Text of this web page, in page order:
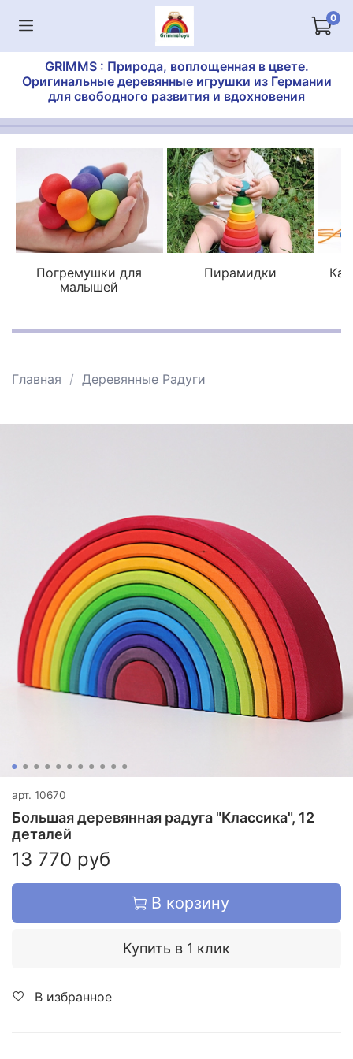
0
GRIMMS : Природа, воплощенная в цвете.
Оригинальные деревянные игрушки из Германии
для свободного развития и вдохновения
Погремушки для
малышей
Пирамидки
Главная Деревянные Радуги
арт. 10670
Большая деревянная радуга "Классика", 12
деталей
13 770 руб
В корзину
Купить в 1 клик
В избранное